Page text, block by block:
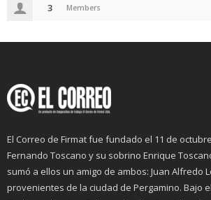
3 Members
El Correo de Firmat fue fundado el 11 de
Fernando Toscano y su sobrino Enrique
sumó a ellos un amigo de ambos: Juan Alfredo
provenientes de la ciudad de Pergamino. Bajo